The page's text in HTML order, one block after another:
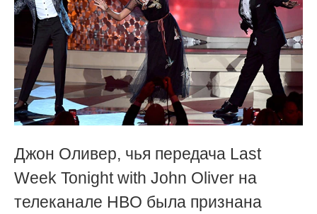
Джон Оливер, чья передача Last
Week Tonight with John Oliver на
телеканале HBO была признана